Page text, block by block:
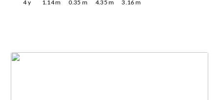
4y 1.14m 0.35 m 4.35 m 3.16 m